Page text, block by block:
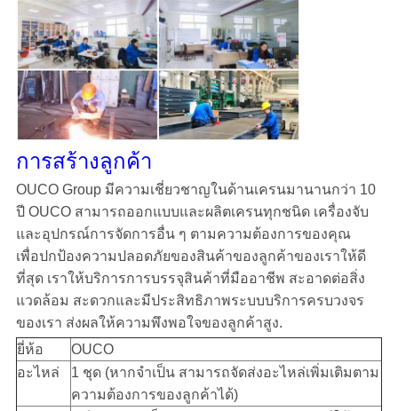
การสร้างลูกค้า
OUCO Group มีความเชี่ยวชาญในด้านเครนมานานกว่า 10
ปี OUCO สามารถออกแบบและผลิตเครนทุกชนิด เครื่องจับ
และอุปกรณ์การจัดการอื่น ๆ ตามความต้องการของคุณ
เพื่อปกป้องความปลอดภัยของสินค้าของลูกค้าของเราให้ดี
ที่สุด เราให้บริการการบรรจุสินค้าที่มืออาชีพ สะอาดต่อสิ่ง
แวดล้อม สะดวกและมีประสิทธิภาพระบบบริการครบวงจร
ของเรา ส่งผลให้ความพึงพอใจของลูกค้าสูง.
ยี่ห้อ
OUCO
อะไหล่
1 ชุด (หากจําเป็น สามารถจัดส่งอะไหล่เพิ่มเติมตาม
ความต้องการของลูกค้าได้)